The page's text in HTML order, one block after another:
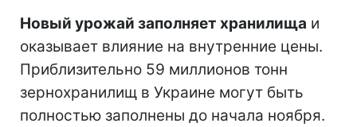
Новый урожай заполняет хранилища и
оказывает влияние на внутренние цены.
Приблизительно 59 миллионов тонн
зернохранилищ в Украине могут быть
полностью заполнены до начала ноября.